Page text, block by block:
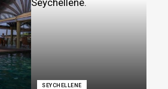
SEYCHELLENE